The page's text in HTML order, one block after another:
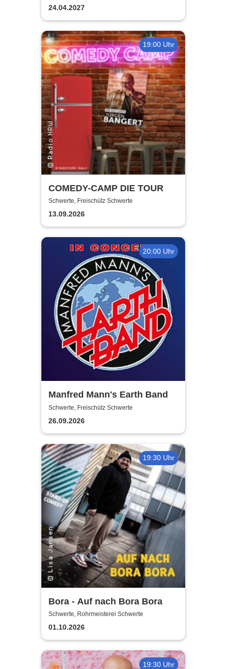
Lüdenscheid
24.04.2027
19:00 Uhr
COMEDY-CAMP DIE TOUR
Schwerte, Freischütz Schwerte
13.09.2026
20:00 Uhr
Manfred Mann's Earth Band
Schwerte, Freischütz Schwerte
26.09.2026
19:30 Uhr
Bora - Auf nach Bora Bora
Schwerte, Rohrmeisterei Schwerte
01.10.2026
19:30 Uhr